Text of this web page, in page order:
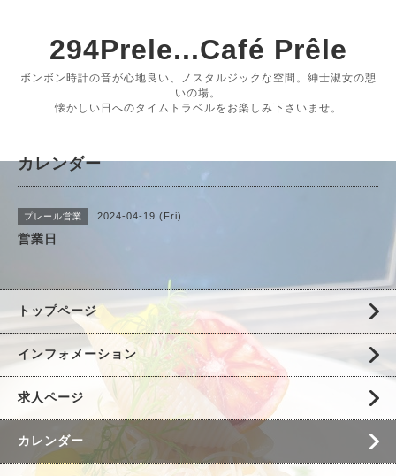
294Prele...Café Prêle
ボンボン時計の音が心地良い、ノスタルジックな空間。紳士淑女の憩
いの場。
懐かしい日へのタイムトラベルをお楽しみ下さいませ。
カレンダー
プレール営業 2024-04-19 (Fri)
営業日
トップページ
インフォメーション
求人ページ
カレンダー